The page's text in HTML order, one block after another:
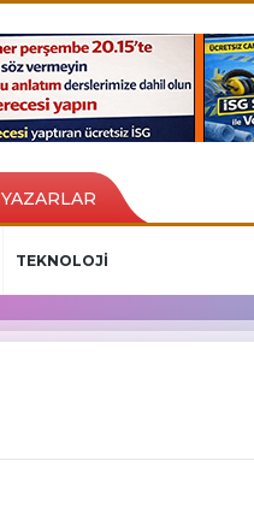
YAZARLAR
TEKNOLOJİ